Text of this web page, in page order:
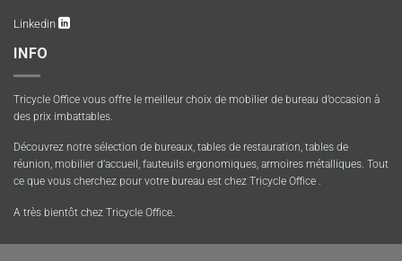
Linkedin
INFO
Tricycle Office vous offre le meilleur choix de mobilier de bureau d’occasion à
des prix imbattables.
Découvrez notre sélection de bureaux, tables de restauration, tables de
réunion, mobilier d’accueil, fauteuils ergonomiques, armoires métalliques. Tout
ce que vous cherchez pour votre bureau est chez Tricycle Office .
A très bientôt chez Tricycle Office.